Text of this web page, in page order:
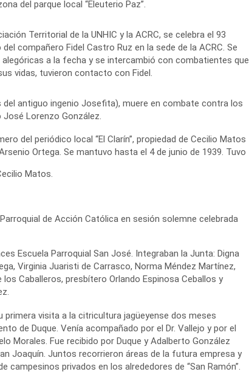
del parque local “Eleuterio Paz”.
Territorial de la UNHIC y la ACRC, se celebra el 93
compañero Fidel Castro Ruz en la sede de la ACRC. Se
a la fecha y se intercambió con combatientes que
vidas, tuvieron contacto con Fidel.
del antiguo ingenio Josefita), muere en combate contra los
Lorenzo González.
del periódico local “El Clarín”, propiedad de Cecilio Matos
Ortega. Se mantuvo hasta el 4 de junio de 1939. Tuvo
Matos.
de Acción Católica en sesión solemne celebrada
Escuela Parroquial San José. Integraban la Junta: Digna
Virginia Juaristi de Carrasco, Norma Méndez Martínez,
los Caballeros, presbítero Orlando Espinosa Ceballos y
primera visita a la citricultura jagüeyense dos meses
de Duque. Venía acompañado por el Dr. Vallejo y por el
Morales. Fue recibido por Duque y Adalberto González
Joaquín. Juntos recorrieron áreas de la futura empresa y
campesinos privados en los alrededores de “San Ramón”.